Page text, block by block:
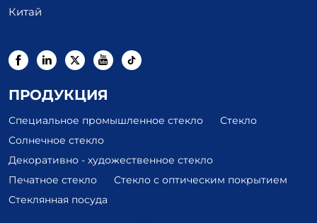
Китай
ПРОДУКЦИЯ
Специальное промышленное стекло
Стекло
Солнечное стекло
Декоративно - художественное стекло
Печатное стекло
Стекло с оптическим покрытием
Стеклянная посуда